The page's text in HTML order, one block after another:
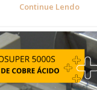
Continue Lendo